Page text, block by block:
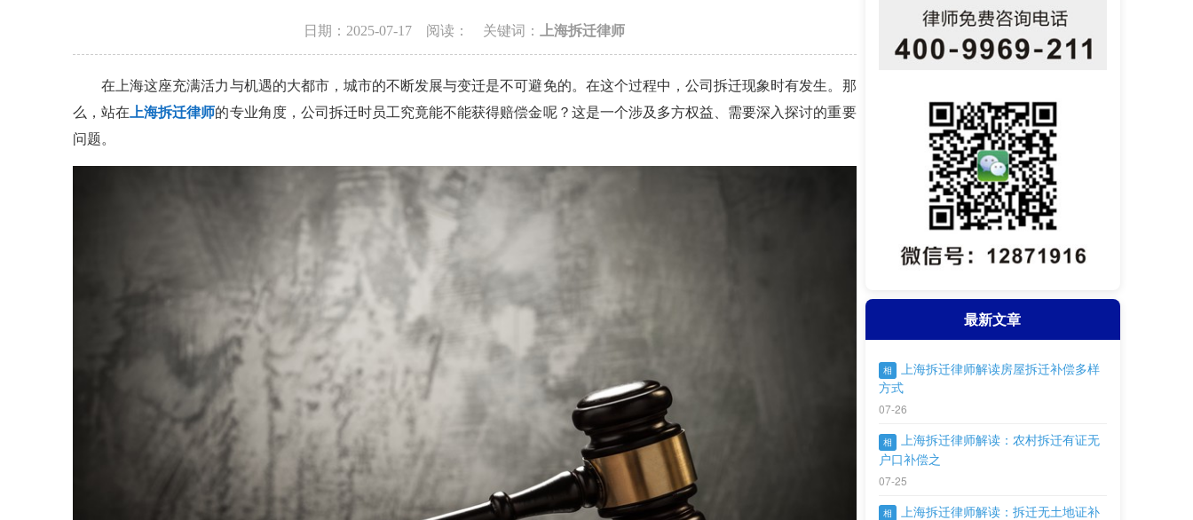
日期：2025-07-17 阅读： 关键词： 上海拆迁律师
在上海这座充满活力与机遇的大都市，城市的不断发展与变迁是不可避免的。在这个过程中，公司拆迁现象时有发生。那
么，站在 上海拆迁律师的专业角度，公司拆迁时员工究竟能不能获得赔偿金呢？这是一个涉及多方权益、需要深入探讨的重要
问题。
最新文章
相
上海拆迁律师解读房屋拆迁补偿多样
方式
07-26
相
上海拆迁律师解读：农村拆迁有证无
户口补偿之
07-25
相
上海拆迁律师解读：拆迁无土地证补